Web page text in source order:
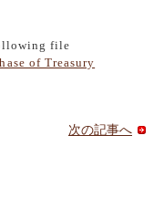
file
of Treasury
次の記事へ